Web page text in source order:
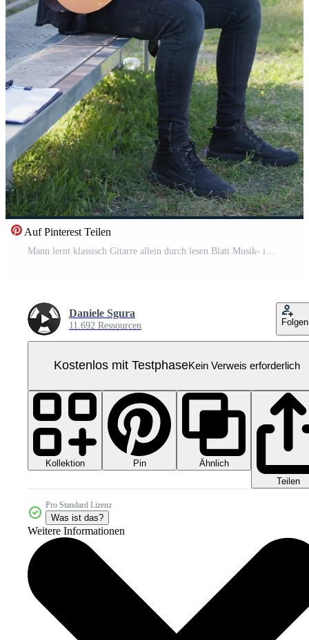
Auf Pinterest Teilen
Daniele Sgura
11.692 Ressourcen Folgen
Kostenlos mit TestphaseKein Verweis erforderlich
Kollektion Pin
Ähnlich
Teilen
Pro Standard Lizenz
Was ist das?
Weitere Informationen